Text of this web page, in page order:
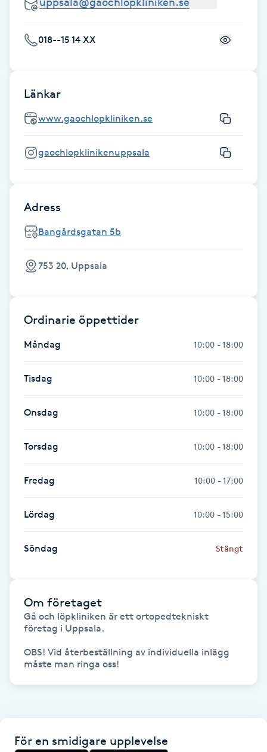
Fransförlängning
Fransförlängning Megavolym
Fransförlängning Volym
Fransrengöring
Friskvård
Friskvårdsmassage
Funktionsanalys
Färgning
Föning
Gel naglar
Gellack
Gellack med förstärkning
Gravidmassage
Gruppträning
018--15 14 XX
Länkar
www.gaochlopkliniken.se
gaochlopklinikenuppsala
Adress
Bangårdsgatan 5b
753 20, Uppsala
Ordinarie öppettider
Måndag 10:00 - 18:00
Tisdag 10:00 - 18:00
Onsdag 10:00 - 18:00
Torsdag 10:00 - 18:00
Fredag 10:00 - 17:00
Lördag 10:00 - 15:00
Söndag Stängt
Om företaget
Gå och löpkliniken är ett ortopedtekniskt
företag i Uppsala.
OBS! Vid återbeställning av individuella inlägg
måste man ringa oss!
För en smidigare upplevelse